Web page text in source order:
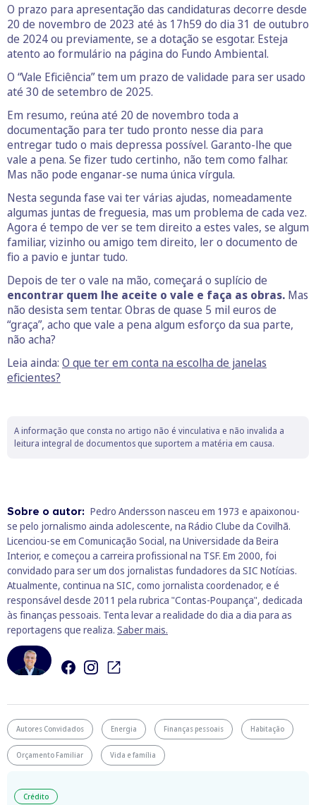
O prazo para apresentação das candidaturas decorre desde
20 de novembro de 2023 até às 17h59 do dia 31 de outubro
de 2024 ou previamente, se a dotação se esgotar. Esteja
atento ao formulário na página do Fundo Ambiental.
O “Vale Eficiência” tem um prazo de validade para ser usado
até 30 de setembro de 2025.
Em resumo, reúna até 20 de novembro toda a
documentação para ter tudo pronto nesse dia para
entregar tudo o mais depressa possível. Garanto-lhe que
vale a pena. Se fizer tudo certinho, não tem como falhar.
Mas não pode enganar-se numa única vírgula.
Nesta segunda fase vai ter várias ajudas, nomeadamente
algumas juntas de freguesia, mas um problema de cada vez.
Agora é tempo de ver se tem direito a estes vales, se algum
familiar, vizinho ou amigo tem direito, ler o documento de
fio a pavio e juntar tudo.
Depois de ter o vale na mão, começará o suplício de
encontrar quem lhe aceite o vale e faça as obras. Mas
não desista sem tentar. Obras de quase 5 mil euros de
“graça”, acho que vale a pena algum esforço da sua parte,
não acha?
Leia ainda: O que ter em conta na escolha de janelas
eficientes?
A informação que consta no artigo não é vinculativa e não invalida a
leitura integral de documentos que suportem a matéria em causa.
Sobre o autor: Pedro Andersson nasceu em 1973 e apaixonou-
se pelo jornalismo ainda adolescente, na Rádio Clube da Covilhã.
Licenciou-se em Comunicação Social, na Universidade da Beira
Interior, e começou a carreira profissional na TSF. Em 2000, foi
convidado para ser um dos jornalistas fundadores da SIC Notícias.
Atualmente, continua na SIC, como jornalista coordenador, e é
responsável desde 2011 pela rubrica "Contas-Poupança", dedicada
às finanças pessoais. Tenta levar a realidade do dia a dia para as
reportagens que realiza. Saber mais.
Autores Convidados Energia Finanças pessoais Habitação
Orçamento Familiar Vida e família
Crédito